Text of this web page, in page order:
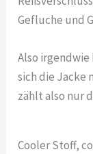
Gefluche und
Also irgendwie
sich die Jacke
zählt also nur
Cooler Stoff,